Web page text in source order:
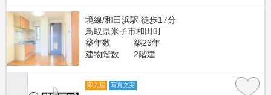
境線/和田浜駅 徒歩17分
鳥取県米子市和田町
築年数
築26年
建物階数
2階建
即入居 写真充実